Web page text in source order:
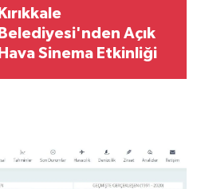
Kırıkkale
Belediyesi'nden Açık
Hava Sinema Etkinliği